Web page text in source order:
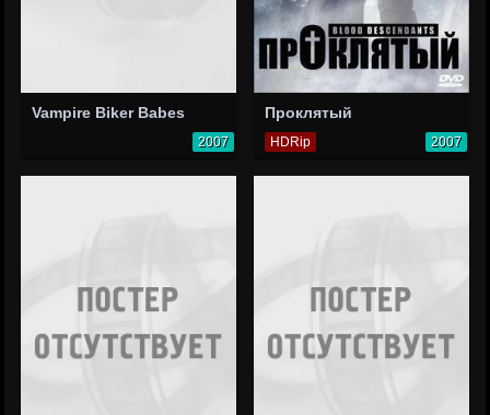
Vampire Biker Babes
2007
Проклятый
HDRip 2007